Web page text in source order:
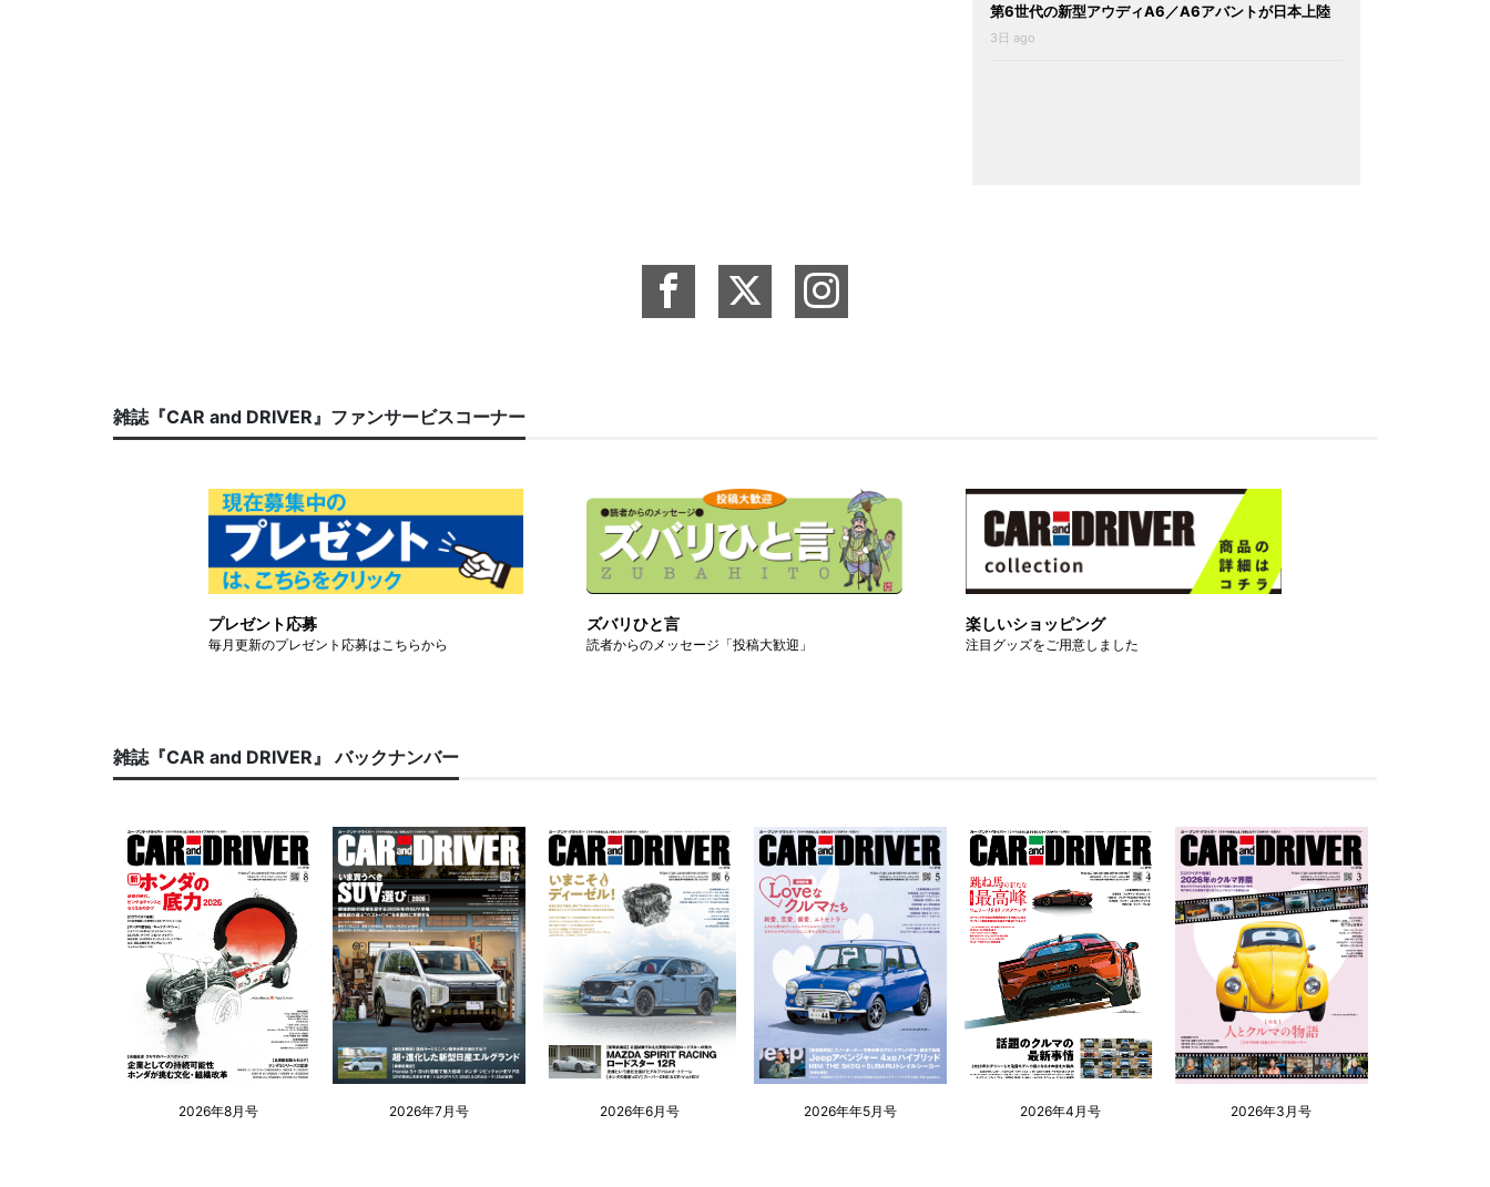
第6世代の新型アウディA6／A6アバントが日本上陸
3日 ago
雑誌『CAR and DRIVER』ファンサービスコーナー
プレゼント応募
毎月更新のプレゼント応募はこちらから
ズバリひと言
読者からのメッセージ「投稿大歓迎」
楽しいショッピング
注目グッズをご用意しました
雑誌『CAR and DRIVER』 バックナンバー
2026年8月号 2026年7月号 2026年6月号 2026年年5月号 2026年4月号 2026年3月号